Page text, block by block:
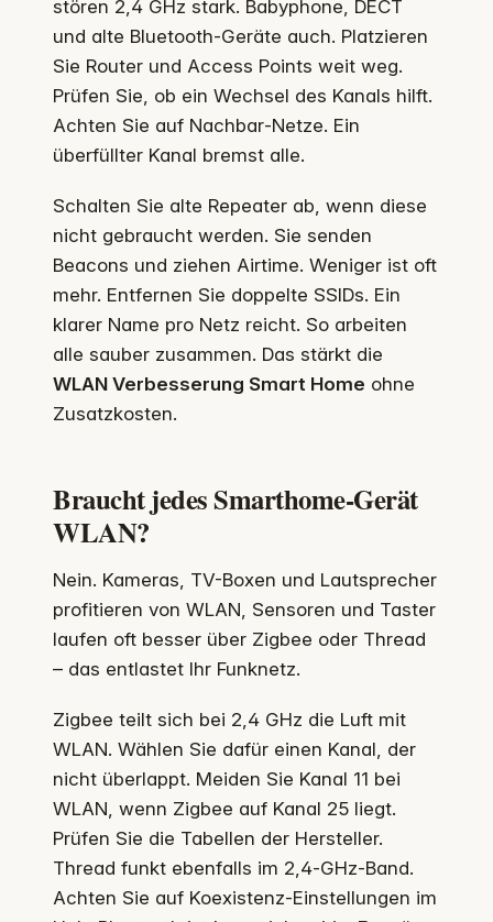
stören 2,4 GHz stark. Babyphone, DECT
und alte Bluetooth‑Geräte auch. Platzieren
Sie Router und Access Points weit weg.
Prüfen Sie, ob ein Wechsel des Kanals hilft.
Achten Sie auf Nachbar‑Netze. Ein
überfüllter Kanal bremst alle.
Schalten Sie alte Repeater ab, wenn diese
nicht gebraucht werden. Sie senden
Beacons und ziehen Airtime. Weniger ist oft
mehr. Entfernen Sie doppelte SSIDs. Ein
klarer Name pro Netz reicht. So arbeiten
alle sauber zusammen. Das stärkt die
WLAN Verbesserung Smart Home ohne
Zusatzkosten.
Braucht jedes Smarthome-Gerät
WLAN?
Nein. Kameras, TV-Boxen und Lautsprecher
profitieren von WLAN, Sensoren und Taster
laufen oft besser über Zigbee oder Thread
– das entlastet Ihr Funknetz.
Zigbee teilt sich bei 2,4 GHz die Luft mit
WLAN. Wählen Sie dafür einen Kanal, der
nicht überlappt. Meiden Sie Kanal 11 bei
WLAN, wenn Zigbee auf Kanal 25 liegt.
Prüfen Sie die Tabellen der Hersteller.
Thread funkt ebenfalls im 2,4‑GHz‑Band.
Achten Sie auf Koexistenz‑Einstellungen im